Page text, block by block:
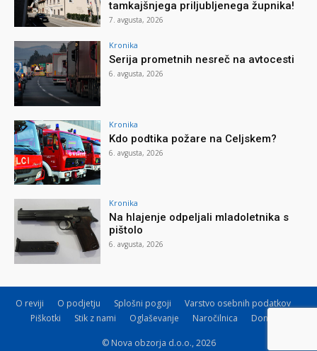
tamkajšnjega priljubljenega župnika!
7. avgusta, 2026
Kronika
Serija prometnih nesreč na avtocesti
6. avgusta, 2026
Kronika
Kdo podtika požare na Celjskem?
6. avgusta, 2026
Kronika
Na hlajenje odpeljali mladoletnika s
pištolo
6. avgusta, 2026
O reviji O podjetju Splošni pogoji
Varstvo osebnih podatkov
Piškotki
Stik z nami Oglaševanje Naročilnica Donacije
© Nova obzorja d.o.o., 2026